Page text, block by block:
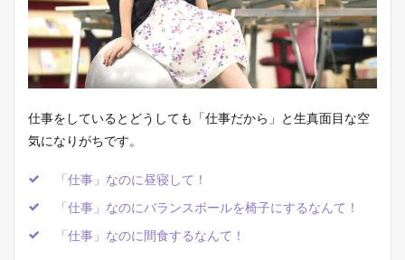
仕事をしているとどうしても「仕事だから」と生真面目な空
気になりがちです。
「仕事」なのに昼寝して！
「仕事」なのにバランスボールを椅子にするなんて！
「仕事」なのに間食するなんて！